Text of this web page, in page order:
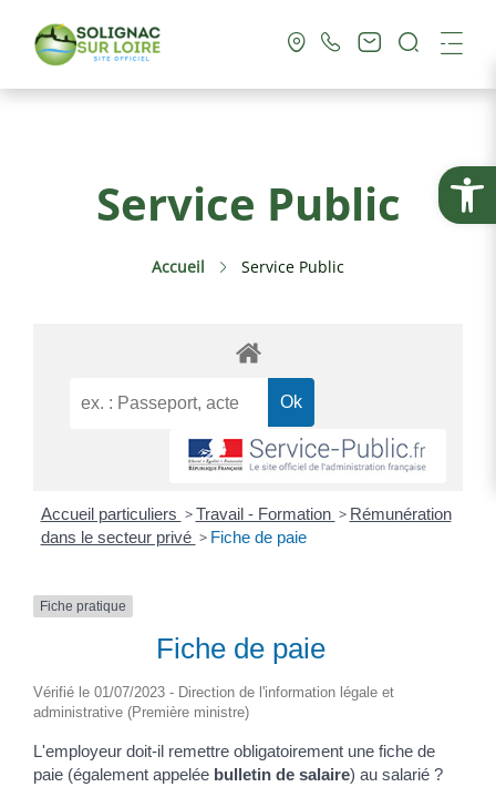
Ouvrir
Vie Pratique
Culture & Loisirs
Service Public
Service Public
Accueil Service Public
Accueil particuliers > Travail - Formation > Rémunération
dans le secteur privé > Fiche de paie
Fiche pratique
Fiche de paie
Vérifié le 01/07/2023 - Direction de l'information légale et
administrative (Première ministre)
L'employeur doit-il remettre obligatoirement une fiche de
paie (également appelée bulletin de salaire) au salarié ?